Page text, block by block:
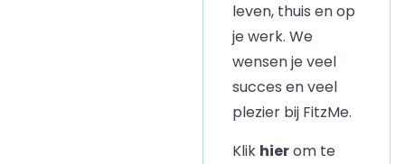
leven, thuis en op
je werk. We
wensen je veel
succes en veel
plezier bij FitzMe.
Klik hierom te